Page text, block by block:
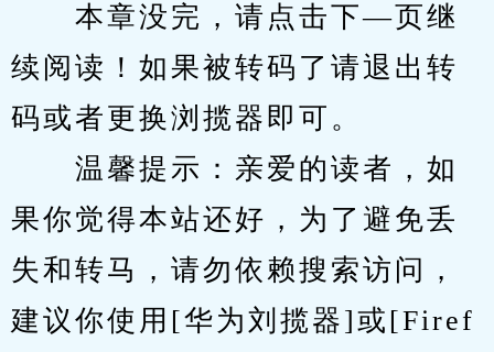
本章没完，请点击下—页继
续阅读！如果被转码了请退出转
码或者更换浏揽器即可。
温馨提示：亲爱的读者，如
果你觉得本站还好，为了避免丢
失和转马，请勿依赖搜索访问，
建议你使用[华为刘揽器]或[Firef